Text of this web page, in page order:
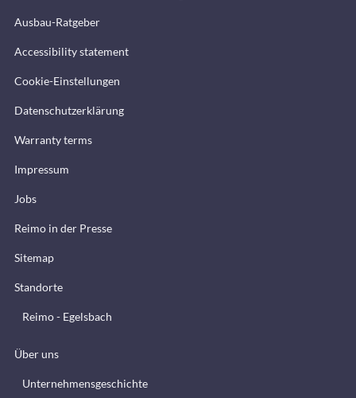
Ausbau-Ratgeber
Accessibility statement
Cookie-Einstellungen
Datenschutzerklärung
Warranty terms
Impressum
Jobs
Reimo in der Presse
Sitemap
Standorte
Reimo - Egelsbach
Über uns
Unternehmensgeschichte